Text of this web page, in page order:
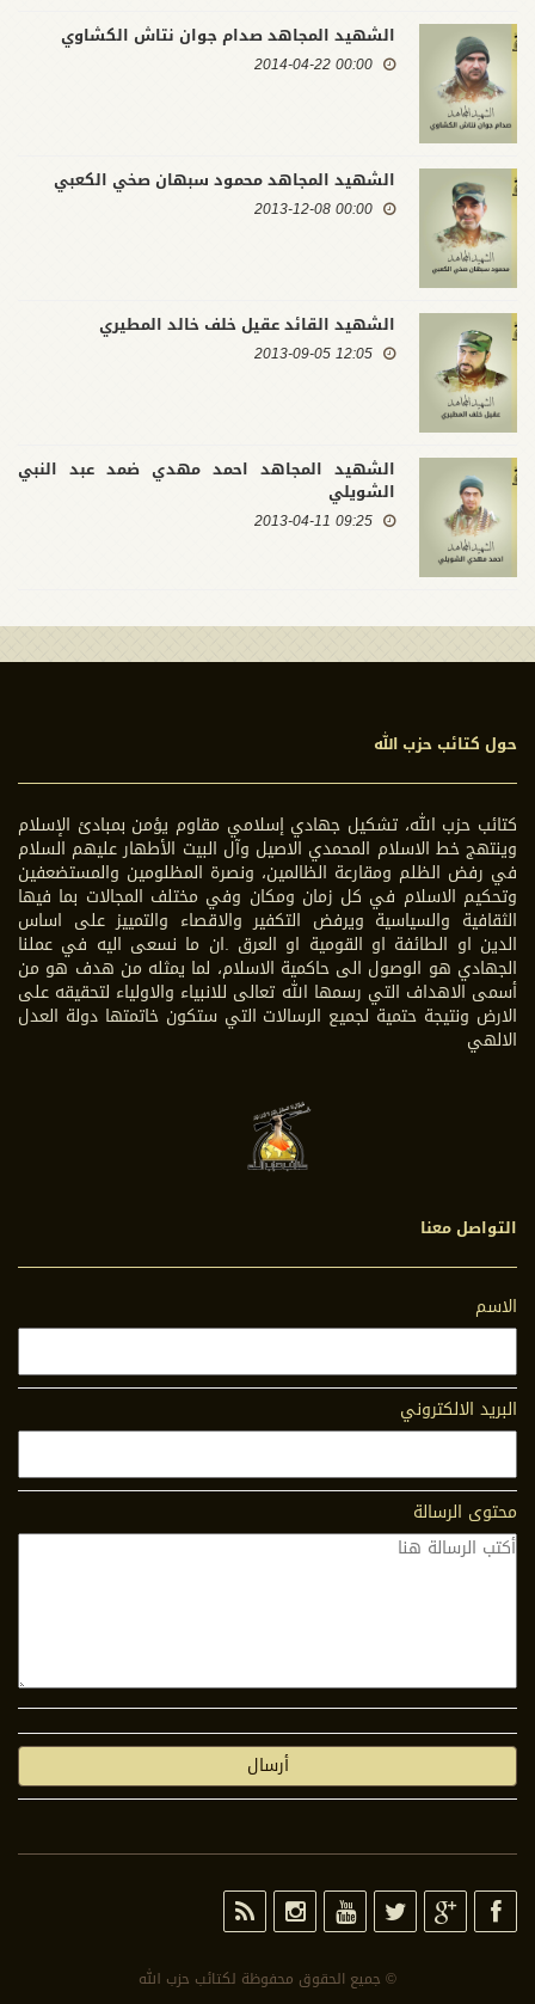
الشهيد المجاهد صدام جوان نتاش الكشاوي
00:00 2014-04-22
الشهيد المجاهد محمود سبهان صخي الكعبي
00:00 2013-12-08
الشهيد القائد عقيل خلف خالد المطيري
12:05 2013-09-05
الشهيد المجاهد احمد مهدي ضمد عبد النبي
الشويلي
09:25 2013-04-11
حول كتائب حزب الله
كتائب حزب الله، تشكيل جهادي إسلامي مقاوم يؤمن بمبادئ الإسلام
وينتهج خط الاسلام المحمدي الاصيل وآل البيت الأطهار عليهم السلام
في رفض الظلم ومقارعة الظالمين، ونصرة المظلومين والمستضعفين
وتحكيم الاسلام في كل زمان ومكان وفي مختلف المجالات بما فيها
الثقافية والسياسية ويرفض التكفير والاقصاء والتمييز على اساس
الدين او الطائفة او القومية او العرق .ان ما نسعى اليه في عملنا
الجهادي هو الوصول الى حاكمية الاسلام، لما يمثله من هدف هو من
أسمى الاهداف التي رسمها الله تعالى للانبياء والاولياء لتحقيقه على
الارض ونتيجة حتمية لجميع الرسالات التي ستكون خاتمتها دولة العدل
الالهي
التواصل معنا
الاسم
البريد الالكتروني
محتوى الرسالة
© جمیع الحقوق محفوظة لكتائب حزب الله